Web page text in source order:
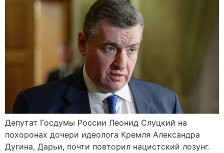
Депутат Госдумы России Леонид Слуцкий на
похоронах дочери идеолога Кремля Александра
Дугина, Дарьи, почти повторил нацистский лозунг.